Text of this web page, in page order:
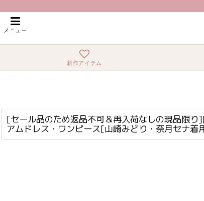
メニュー
新作アイテム
ホーム > ミディアム
[セール品のため返品不可＆再入荷なしの現品限り][韓国製][rinfarre]シ
[セール品のため返品不可＆再入荷なしの現品限
アムドレス・ワンピース[山崎みどり・奈月セナ